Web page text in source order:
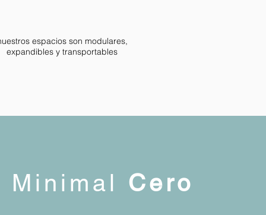
espacios son modulares,
expandibles y transportables
Minimal Cero